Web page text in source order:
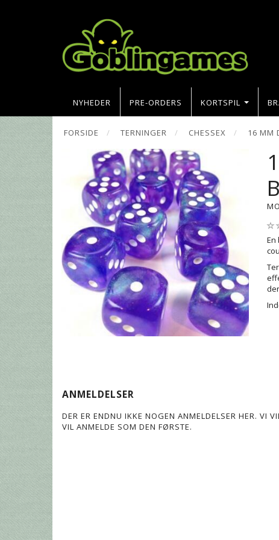
NYHEDER PRE-ORDERS KORTSPIL
FORSIDE TERNINGER CHESSEX 16 MM
En
ANMELDELSER
DER ER ENDNU IKKE NOGEN ANMELDELSER HER. VI
VIL ANMELDE SOM DEN FØRSTE.